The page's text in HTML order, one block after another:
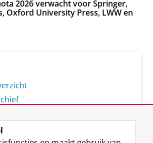
2026 verwacht voor Springer,
Oxford University Press, LWW en